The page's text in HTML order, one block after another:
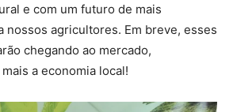
e com um futuro de mais
nossos agricultores. Em breve, esses
chegando ao mercado,
a economia local!